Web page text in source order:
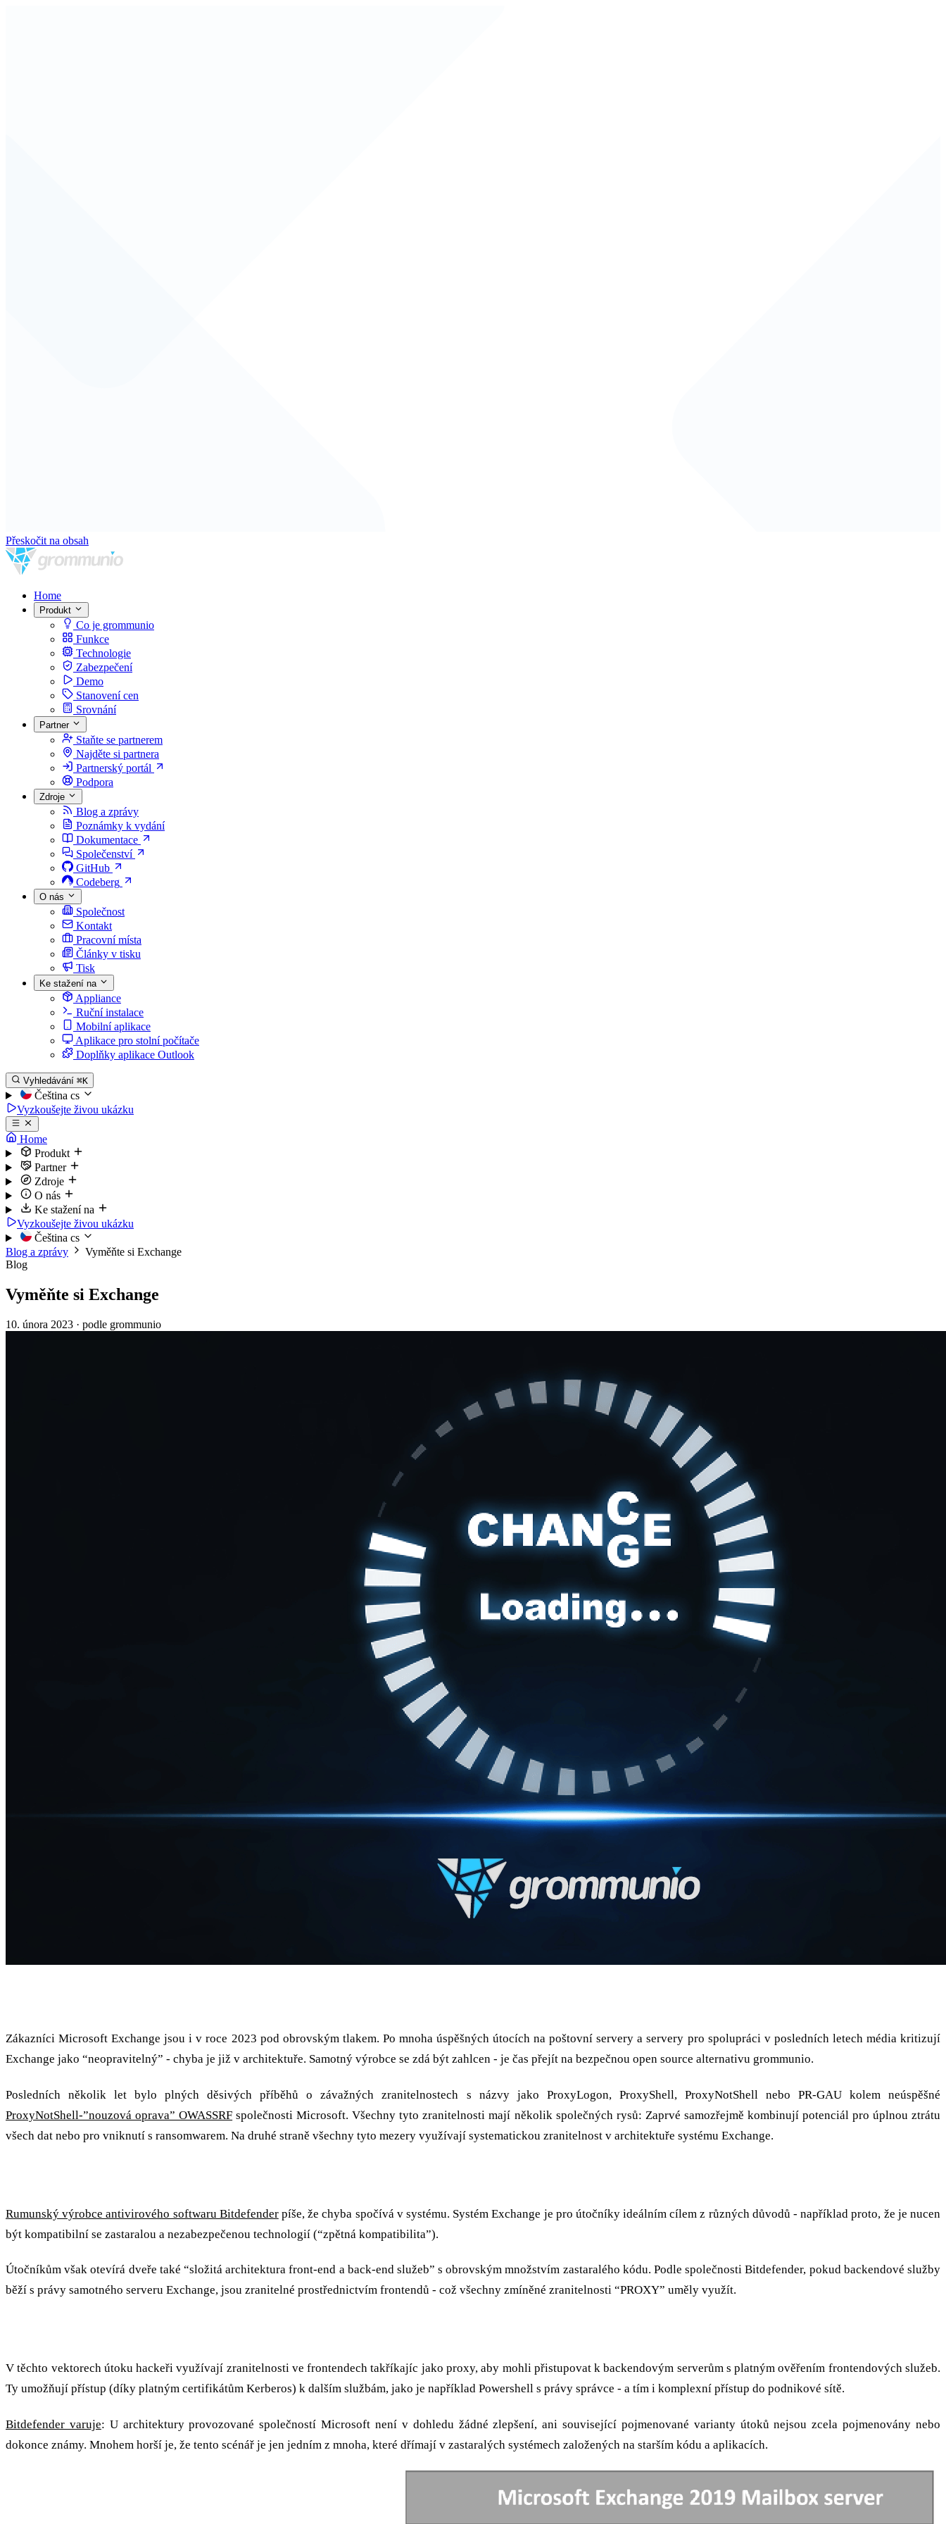
Přeskočit na obsah
Home
Produkt
Co je grommunio
Funkce
Technologie
Zabezpečení
Demo
Stanovení cen
Srovnání
Partner
Staňte se partnerem
Najděte si partnera
Partnerský portál
Podpora
Zdroje
Blog a zprávy
Poznámky k vydání
Dokumentace
Společenství
GitHub
Codeberg
O nás
Společnost
Kontakt
Pracovní místa
Články v tisku
Tisk
Ke stažení na
Appliance
Ruční instalace
Mobilní aplikace
Aplikace pro stolní počítače
Doplňky aplikace Outlook
Vyhledávání ⌘K
Čeština cs
Vyzkoušejte živou ukázku
Home
Produkt
Partner
Zdroje
O nás
Ke stažení na
Vyzkoušejte živou ukázku
Čeština cs
Blog a zprávy
Vyměňte si Exchange
Blog
Vyměňte si Exchange
10. února 2023 · podle grommunio
Zákazníci Microsoft Exchange jsou i v roce 2023 pod obrovským tlakem. Po mnoha úspěšných útocích na poštovní servery a servery pro spolupráci v posledních letech média kritizují
Exchange jako “neopravitelný” - chyba je již v architektuře. Samotný výrobce se zdá být zahlcen - je čas přejít na bezpečnou open source alternativu grommunio.
Posledních několik let bylo plných děsivých příběhů o závažných zranitelnostech s názvy jako ProxyLogon, ProxyShell, ProxyNotShell nebo PR-GAU kolem neúspěšné
ProxyNotShell-”nouzová oprava” OWASSRF společnosti Microsoft. Všechny tyto zranitelnosti mají několik společných rysů: Zaprvé samozřejmě kombinují potenciál pro úplnou ztrátu
všech dat nebo pro vniknutí s ransomwarem. Na druhé straně všechny tyto mezery využívají systematickou zranitelnost v architektuře systému Exchange.
Rumunský výrobce antivirového softwaru Bitdefenderpíše, že chyba spočívá v systému. Systém Exchange je pro útočníky ideálním cílem z různých důvodů - například proto, že je nucen
být kompatibilní se zastaralou a nezabezpečenou technologií (“zpětná kompatibilita”).
Útočníkům však otevírá dveře také “složitá architektura front-end a back-end služeb” s obrovským množstvím zastaralého kódu. Podle společnosti Bitdefender, pokud backendové služby
běží s právy samotného serveru Exchange, jsou zranitelné prostřednictvím frontendů - což všechny zmíněné zranitelnosti “PROXY” uměly využít.
V těchto vektorech útoku hackeři využívají zranitelnosti ve frontendech takříkajíc jako proxy, aby mohli přistupovat k backendovým serverům s platným ověřením frontendových služeb.
Ty umožňují přístup (díky platným certifikátům Kerberos) k dalším službám, jako je například Powershell s právy správce - a tím i komplexní přístup do podnikové sítě.
Bitdefender varuje: U architektury provozované společností Microsoft není v dohledu žádné zlepšení, ani související pojmenované varianty útoků nejsou zcela pojmenovány nebo
dokonce známy. Mnohem horší je, že tento scénář je jen jedním z mnoha, které dřímají v zastaralých systémech založených na starším kódu a aplikacích.